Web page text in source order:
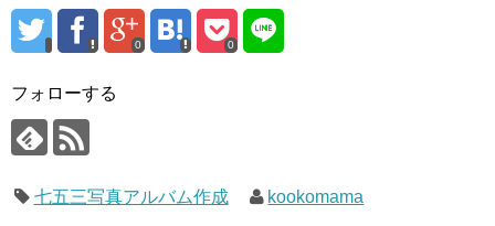
0 0
フォローする
七五三写真アルバム作成 kookomama